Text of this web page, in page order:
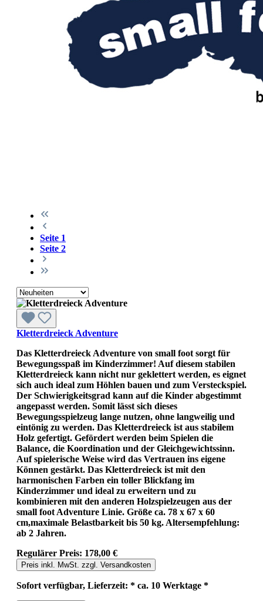
Seite 1
Seite 2
Kletterdreieck Adventure
Das Kletterdreieck Adventure von small foot sorgt für
Bewegungsspaß im Kinderzimmer! Auf diesem stabilen
Kletterdreieck kann nicht nur geklettert werden, es eignet
sich auch ideal zum Höhlen bauen und zum Versteckspiel.
Der Schwierigkeitsgrad kann auf die Kinder abgestimmt
angepasst werden. Somit lässt sich dieses
Bewegungsspielzeug lange nutzen, ohne langweilig und
eintönig zu werden. Das Kletterdreieck ist aus stabilem
Holz gefertigt. Gefördert werden beim Spielen die
Balance, die Koordination und der Gleichgewichtssinn.
Auf spielerische Weise wird das Vertrauen ins eigene
Können gestärkt. Das Kletterdreieck ist mit den
harmonischen Farben ein toller Blickfang im
Kinderzimmer und ideal zu erweitern und zu
kombinieren mit den anderen Holzspielzeugen aus der
small foot Adventure Linie. Größe ca. 78 x 67 x 60
cm,maximale Belastbarkeit bis 50 kg. Altersempfehlung:
ab 2 Jahren.
Regulärer Preis: 178,00 €
Preis inkl. MwSt. zzgl. Versandkosten
Sofort verfügbar, Lieferzeit: * ca. 10 Werktage *